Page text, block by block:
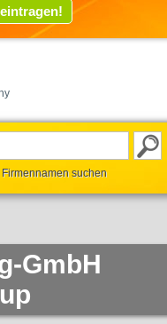
suchen
GmbH